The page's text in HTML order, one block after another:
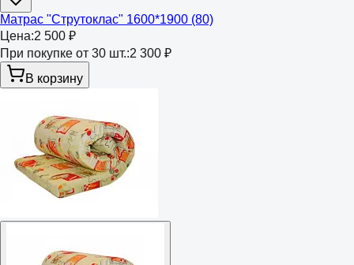
Матрас "Струтоклас" 1600*1900 (80)
Цена:2 500 ₽
При покупке от 30 шт.:2 300 ₽
В корзину